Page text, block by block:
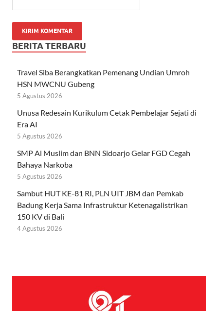
BERITA TERBARU
Travel Siba Berangkatkan Pemenang Undian Umroh
HSN MWCNU Gubeng
5 Agustus 2026
Unusa Redesain Kurikulum Cetak Pembelajar Sejati di
Era AI
5 Agustus 2026
SMP Al Muslim dan BNN Sidoarjo Gelar FGD Cegah
Bahaya Narkoba
5 Agustus 2026
Sambut HUT KE-81 RI, PLN UIT JBM dan Pemkab
Badung Kerja Sama Infrastruktur Ketenagalistrikan
150 KV di Bali
4 Agustus 2026